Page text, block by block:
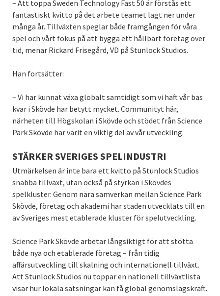
– Att toppa Sweden Technology Fast 50 är förstås ett
fantastiskt kvitto på det arbete teamet lagt ner under
många år. Tillväxten speglar både framgången för våra
spel och vårt fokus på att bygga ett hållbart företag över
tid, menar Rickard Frisegård, VD på Stunlock Studios.
Han fortsätter:
– Vi har kunnat växa globalt samtidigt som vi haft vår bas
kvar i Skövde har betytt mycket. Communityt här,
närheten till Högskolan i Skövde och stödet från Science
Park Skövde har varit en viktig del av vår utveckling.
STÄRKER SVERIGES SPELINDUSTRI
Utmärkelsen är inte bara ett kvitto på Stunlock Studios
snabba tillväxt, utan också på styrkan i Skövdes
spelkluster. Genom nära samverkan mellan Science Park
Skövde, företag och akademi har staden utvecklats till en
av Sveriges mest etablerade kluster för spelutveckling.
Science Park Skövde arbetar långsiktigt för att stötta
både nya och etablerade företag – från tidig
affärsutveckling till skalning och internationell tillväxt.
Att Stunlock Studios nu toppar en nationell tillväxtlista
visar hur lokala satsningar kan få global genomslagskraft.